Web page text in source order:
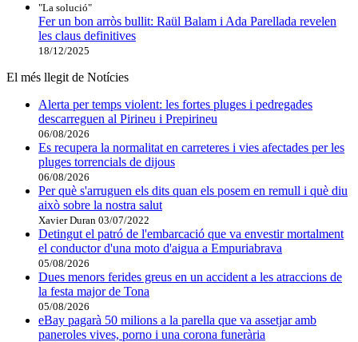
"La solució"
Fer un bon arròs bullit: Raül Balam i Ada Parellada revelen
les claus definitives
18/12/2025
El més llegit de Notícies
Alerta per temps violent: les fortes pluges i pedregades
descarreguen al Pirineu i Prepirineu
06/08/2026
Es recupera la normalitat en carreteres i vies afectades per les
pluges torrencials de dijous
06/08/2026
Per què s'arruguen els dits quan els posem en remull i què diu
això sobre la nostra salut
Xavier Duran 03/07/2022
Detingut el patró de l'embarcació que va envestir mortalment
el conductor d'una moto d'aigua a Empuriabrava
05/08/2026
Dues menors ferides greus en un accident a les atraccions de
la festa major de Tona
05/08/2026
eBay pagarà 50 milions a la parella que va assetjar amb
paneroles vives, porno i una corona funerària